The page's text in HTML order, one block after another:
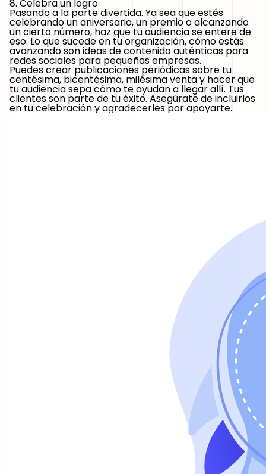
8. Celebra un logro
Pasando a la parte divertida. Ya sea que estés
celebrando un aniversario, un premio o alcanzando
un cierto número, haz que tu audiencia se entere de
eso. Lo que sucede en tu organización, cómo estás
avanzando son ideas de contenido auténticas para
redes sociales para pequeñas empresas.
Puedes crear publicaciones periódicas sobre tu
centésima, bicentésima, milésima venta y hacer que
tu audiencia sepa cómo te ayudan a llegar allí. Tus
clientes son parte de tu éxito. Asegúrate de incluirlos
en tu celebración y agradecerles por apoyarte.